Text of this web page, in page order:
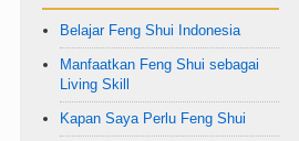
Belajar Feng Shui Indonesia
Manfaatkan Feng Shui sebagai
Living Skill
Kapan Saya Perlu Feng Shui